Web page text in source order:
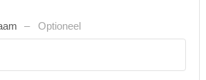
Optioneel